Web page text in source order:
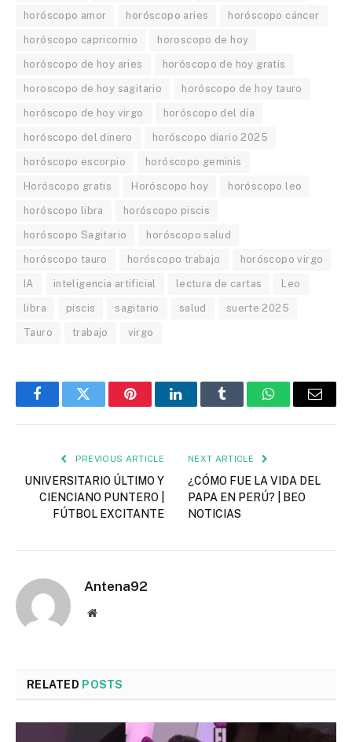
horóscopo amor horóscopo aries horóscopo cáncer
horóscopo capricornio horoscopo de hoy
horóscopo de hoy aries horóscopo de hoy gratis
horoscopo de hoy sagitario horóscopo de hoy tauro
horóscopo de hoy virgo horóscopo del día
horóscopo del dinero horóscopo diario 2025
horóscopo escorpio horóscopo geminis
Horóscopo gratis Horóscopo hoy horóscopo leo
horóscopo libra horóscopo piscis
horóscopo Sagitario horóscopo salud
horóscopo tauro horóscopo trabajo horóscopo virgo
IA inteligencia artificial lectura de cartas Leo
libra piscis sagitario salud suerte 2025
Tauro trabajo virgo
FacebookTwitter PinterestLinkedInTumblr WhatsAppEmail
PREVIOUS ARTICLE
UNIVERSITARIO ÚLTIMO Y
CIENCIANO PUNTERO |
FÚTBOL EXCITANTE
NEXT ARTICLE
¿CÓMO FUE LA VIDA DEL
PAPA EN PERÚ? | BEO
NOTICIAS
Antena92
Website
RELATED POSTS